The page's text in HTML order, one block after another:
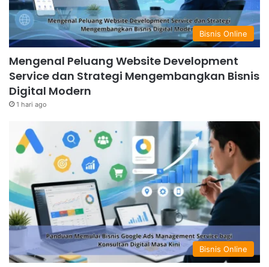
Bisnis Online
Mengenal Peluang Website Development
Service dan Strategi Mengembangkan Bisnis
Digital Modern
1 hari ago
Bisnis Online